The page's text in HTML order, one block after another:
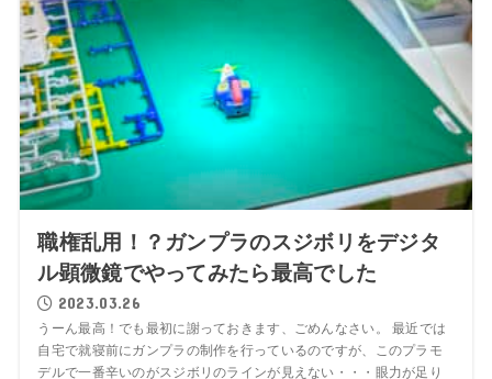
職権乱用！？ガンプラのスジボリをデジタ
ル顕微鏡でやってみたら最高でした
2023.03.26
うーん最高！でも最初に謝っておきます、ごめんなさい。 最近では
自宅で就寝前にガンプラの制作を行っているのですが、このプラモ
デルで一番辛いのがスジボリのラインが見えない・・・眼力が足り